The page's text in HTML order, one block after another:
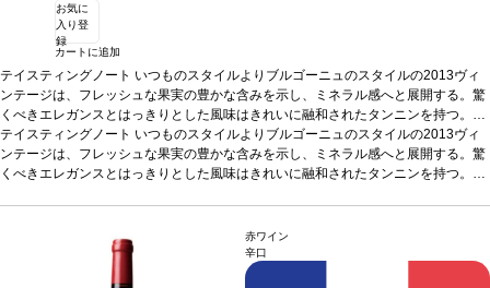
お気に
入り登
録
カートに追加
テイスティングノート いつものスタイルよりブルゴーニュのスタイルの2013ヴィ
ンテージは、フレッシュな果実の豊かな含みを示し、ミネラル感へと展開する。驚
くべきエレガンスとはっきりとした風味はきれいに融和されたタンニンを持つ。力
強いが非常に調和がとれたワイン。 合う料理豆腐料理、お肉料理、お好みの料理
どれとでも合います。葡萄品種100% メルロー
テイスティングノート いつものスタイルよりブルゴーニュのスタイルの2013ヴィ
ンテージは、フレッシュな果実の豊かな含みを示し、ミネラル感へと展開する。驚
くべきエレガンスとはっきりとした風味はきれいに融和されたタンニンを持つ。力
赤ワイン
辛口